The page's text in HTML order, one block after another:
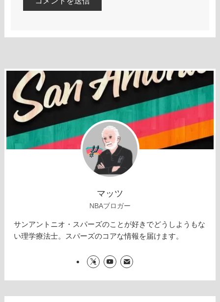
マッツ
NBAブロガー
サンアントニオ・スパーズのことが好きでどうしようもな
い理学療法士。スパーズのコアな情報を届けます。